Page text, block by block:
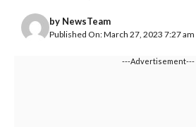
by NewsTeam
Published On: March 27, 2023 7:27 am
---Advertisement---